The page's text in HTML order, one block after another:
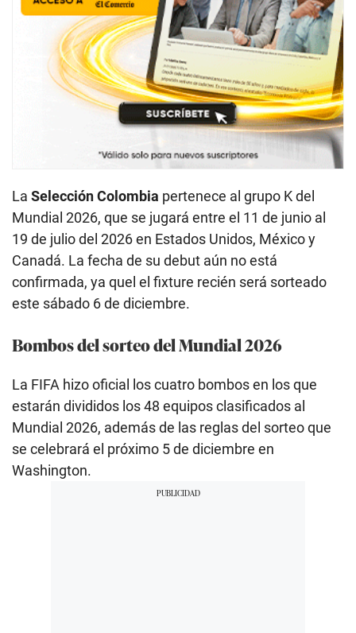
La Selección Colombia pertenece al grupo K del
Mundial 2026, que se jugará entre el 11 de junio al
19 de julio del 2026 en Estados Unidos, México y
Canadá. La fecha de su debut aún no está
confirmada, ya quel el fixture recién será sorteado
este sábado 6 de diciembre.
Bombos del sorteo del Mundial 2026
La FIFA hizo oficial los cuatro bombos en los que
estarán divididos los 48 equipos clasificados al
Mundial 2026, además de las reglas del sorteo que
se celebrará el próximo 5 de diciembre en
Washington.